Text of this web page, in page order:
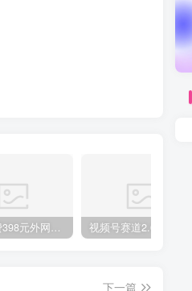
下一篇